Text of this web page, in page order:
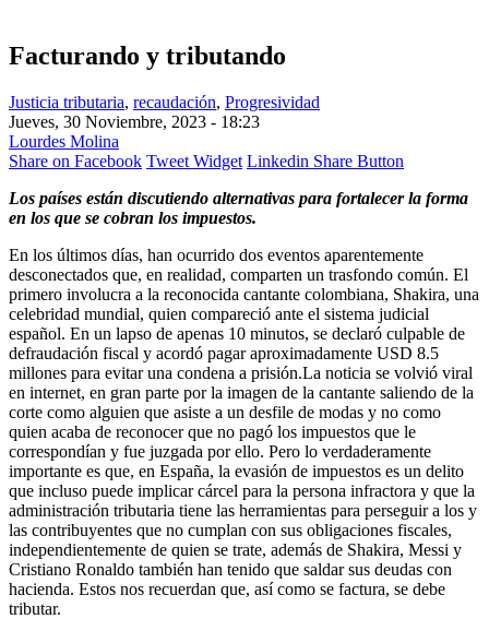
Facturando y tributando
Justicia tributaria, recaudación, Progresividad
Jueves, 30 Noviembre, 2023 - 18:23
Lourdes Molina
Share on Facebook Tweet Widget Linkedin Share Button
Los países están discutiendo alternativas para fortalecer la forma
en los que se cobran los impuestos.
En los últimos días, han ocurrido dos eventos aparentemente
desconectados que, en realidad, comparten un trasfondo común. El
primero involucra a la reconocida cantante colombiana, Shakira, una
celebridad mundial, quien compareció ante el sistema judicial
español. En un lapso de apenas 10 minutos, se declaró culpable de
defraudación fiscal y acordó pagar aproximadamente USD 8.5
millones para evitar una condena a prisión.La noticia se volvió viral
en internet, en gran parte por la imagen de la cantante saliendo de la
corte como alguien que asiste a un desfile de modas y no como
quien acaba de reconocer que no pagó los impuestos que le
correspondían y fue juzgada por ello. Pero lo verdaderamente
importante es que, en España, la evasión de impuestos es un delito
que incluso puede implicar cárcel para la persona infractora y que la
administración tributaria tiene las herramientas para perseguir a los y
las contribuyentes que no cumplan con sus obligaciones fiscales,
independientemente de quien se trate, además de Shakira, Messi y
Cristiano Ronaldo también han tenido que saldar sus deudas con
hacienda. Estos nos recuerdan que, así como se factura, se debe
tributar.